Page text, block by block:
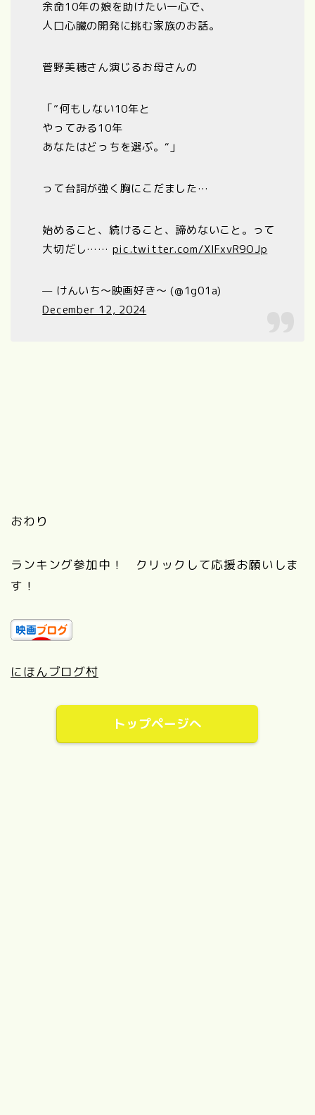
余命10年の娘を助けたい一心で、
人口心臓の開発に挑む家族のお話。
菅野美穂さん演じるお母さんの
「”何もしない10年と
やってみる10年
あなたはどっちを選ぶ。“」
って台詞が強く胸にこだました…
始めること、続けること、諦めないこと。って
大切だし…… pic.twitter.com/XIFxvR9OJp
— けんいち〜映画好き〜 (@1g01a)
December 12, 2024
おわり
ランキング参加中！ クリックして応援お願いしま
す！
にほんブログ村
トップページへ